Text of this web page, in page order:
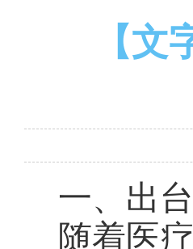
【
一、出
随着医